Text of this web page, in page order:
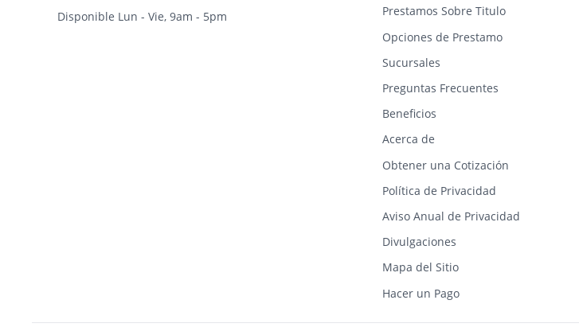
Disponible Lun - Vie, 9am - 5pm
Prestamos Sobre Titulo
Opciones de Prestamo
Sucursales
Preguntas Frecuentes
Beneficios
Acerca de
Obtener una Cotización
Política de Privacidad
Aviso Anual de Privacidad
Divulgaciones
Mapa del Sitio
Hacer un Pago